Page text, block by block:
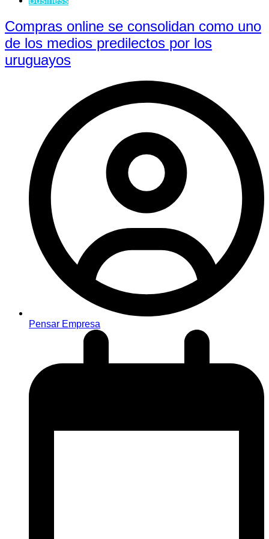
Compras online se consolidan como uno
de los medios predilectos por los
uruguayos
Pensar Empresa